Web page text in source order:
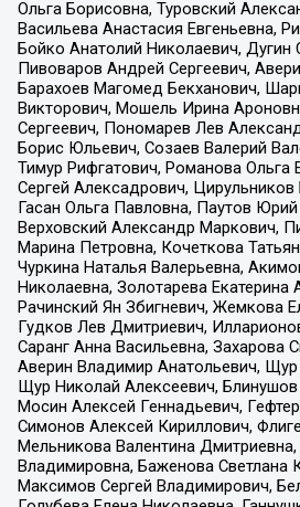
Ольга Борисовна, Туровский
Васильева Анастасия Евгеньевна,
Бойко Анатолий Николаевич, Дугин
Пивоваров Андрей Сергеевич,
Барахоев Магомед Бекханович,
Викторович, Мошель Ирина
Сергеевич, Пономарев Лев
Борис Юльевич, Созаев Валерий
Тимур Рифгатович, Романова Ольга
Сергей Алексадрович, Цирульников
Гасан Ольга Павловна, Паутов
Верховский Александр Маркович,
Марина Петровна, Кочеткова
Чуркина Наталья Валерьевна,
Николаевна, Золотарева Екатерина
Рачинский Ян Збигневич, Жемкова
Гудков Лев Дмитриевич,
Саранг Анна Васильевна, Захарова
Аверин Владимир Анатольевич, Щур
Щур Николай Алексеевич,
Мосин Алексей Геннадьевич,
Симонов Алексей Кириллович,
Мельникова Валентина Дмитриевна,
Владимировна, Баженова Светлана
Максимов Сергей Владимирович,